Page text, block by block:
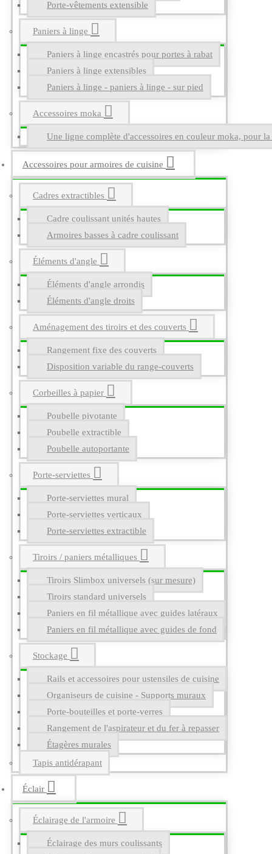
Porte-vêtements extensible
Paniers à linge
Paniers à linge encastrés pour portes à rabat
Paniers à linge extensibles
Paniers à linge - paniers à linge - sur pied
Accessoires moka
Une ligne complète d'accessoires en couleur moka, pour
Accessoires pour armoires de cuisine
Cadres extractibles
Cadre coulissant unités hautes
Armoires basses à cadre coulissant
Éléments d'angle
Éléments d'angle arrondis
Éléments d'angle droits
Aménagement des tiroirs et des couverts
Rangement fixe des couverts
Disposition variable du range-couverts
Corbeilles à papier
Poubelle pivotante
Poubelle extractible
Poubelle autoportante
Porte-serviettes
Porte-serviettes mural
Porte-serviettes verticaux
Porte-serviettes extractible
Tiroirs / paniers métalliques
Tiroirs Slimbox universels (sur mesure)
Tiroirs standard universels
Paniers en fil métallique avec guides latéraux
Paniers en fil métallique avec guides de fond
Stockage
Rails et accessoires pour ustensiles de cuisine
Organiseurs de cuisine - Supports muraux
Porte-bouteilles et porte-verres
Rangement de l'aspirateur et du fer à repasser
Étagères murales
Tapis antidérapant
Éclair
Éclairage de l'armoire
Éclairage des murs coulissants